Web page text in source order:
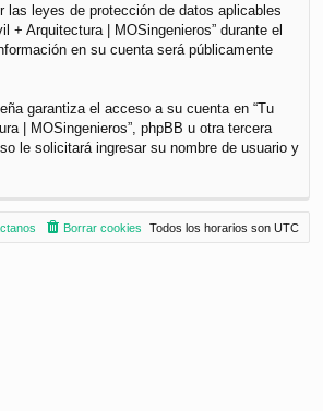
las leyes de protección de datos aplicables
+ Arquitectura | MOSingenieros” durante el
en su cuenta será públicamente
garantiza el acceso a su cuenta en “Tu
| MOSingenieros”, phpBB u otra tercera
le solicitará ingresar su nombre de usuario y
Todos los horarios son UTC
Borrar cookies